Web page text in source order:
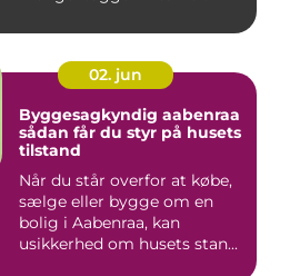
02. jun
Byggesagkyndig aabenraa
sådan får du styr på husets
tilstand
Når du står overfor at købe,
sælge eller bygge om en
bolig i Aabenraa, kan
usikkerhed om husets stan...